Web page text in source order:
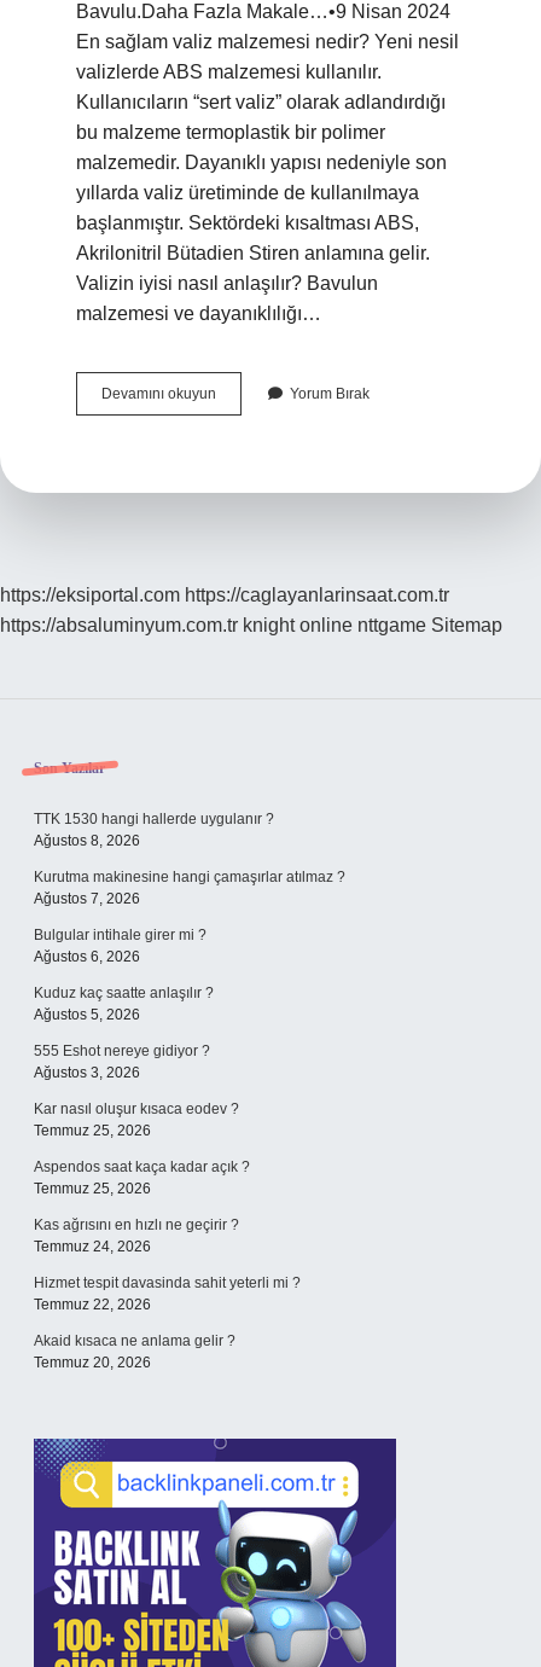
Bavulu.Daha Fazla Makale…•9 Nisan 2024
En sağlam valiz malzemesi nedir? Yeni nesil
valizlerde ABS malzemesi kullanılır.
Kullanıcıların “sert valiz” olarak adlandırdığı
bu malzeme termoplastik bir polimer
malzemedir. Dayanıklı yapısı nedeniyle son
yıllarda valiz üretiminde de kullanılmaya
başlanmıştır. Sektördeki kısaltması ABS,
Akrilonitril Bütadien Stiren anlamına gelir.
Valizin iyisi nasıl anlaşılır? Bavulun
malzemesi ve dayanıklılığı…
Devamını okuyun
Marka
Yorum Bırak
https://eksiportal.com https://caglayanlarinsaat.com.tr
https://absaluminyum.com.tr knight online nttgame Sitemap
Sidebar
Son Yazılar
TTK 1530 hangi hallerde uygulanır ?
Ağustos 8, 2026
Kurutma makinesine hangi çamaşırlar atılmaz ?
Ağustos 7, 2026
Bulgular intihale girer mi ?
Ağustos 6, 2026
Kuduz kaç saatte anlaşılır ?
Ağustos 5, 2026
555 Eshot nereye gidiyor ?
Ağustos 3, 2026
Kar nasıl oluşur kısaca eodev ?
Temmuz 25, 2026
Aspendos saat kaça kadar açık ?
Temmuz 25, 2026
Kas ağrısını en hızlı ne geçirir ?
Temmuz 24, 2026
Hizmet tespit davasinda sahit yeterli mi ?
Temmuz 22, 2026
Akaid kısaca ne anlama gelir ?
Temmuz 20, 2026